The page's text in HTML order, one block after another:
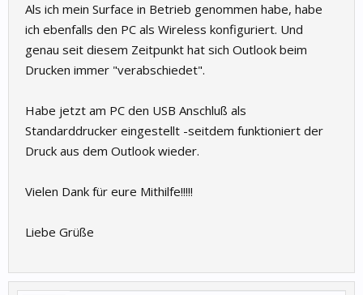
Als ich mein Surface in Betrieb genommen habe, habe
ich ebenfalls den PC als Wireless konfiguriert. Und
genau seit diesem Zeitpunkt hat sich Outlook beim
Drucken immer "verabschiedet".
Habe jetzt am PC den USB Anschluß als
Standarddrucker eingestellt -seitdem funktioniert der
Druck aus dem Outlook wieder.
Vielen Dank für eure Mithilfe!!!!!
Liebe Grüße